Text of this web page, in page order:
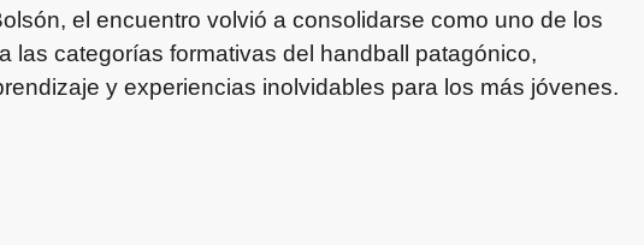
el encuentro volvió a consolidarse como uno de los
las categorías formativas del handball patagónico,
y experiencias inolvidables para los más jóvenes.